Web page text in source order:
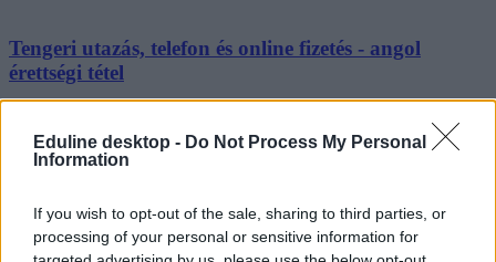
Eduline desktop - Do Not Process My Personal
Information
If you wish to opt-out of the sale, sharing to third parties, or
processing of your personal or sensitive information for
Tengeri utazás, telefon és online fizetés - angol
érettségi tétel
tizennyolcadik, szaktanár által készített tétel.